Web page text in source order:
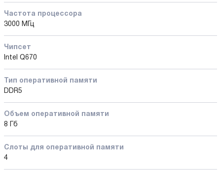
Частота процессора
3000 МГц
Чипсет
Intel Q670
Тип оперативной памяти
DDR5
Объем оперативной памяти
8 Гб
Слоты для оперативной памяти
4